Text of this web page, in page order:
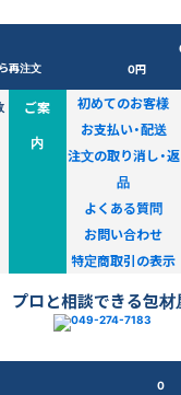
再注文
0円
ご案
内
初めてのお客様
お支払い・配送
注文の取り消し・返
品
よくある質問
お問い合わせ
特定商取引の表示
プロと相談できる包材
0